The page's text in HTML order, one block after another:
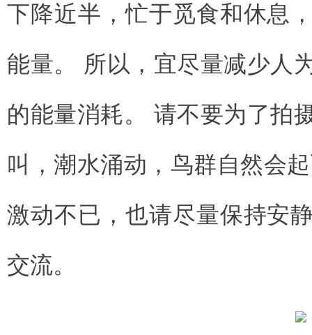
下降近半，忙于觅食和休息
能量。 所以，宜尽量减少人
的能量消耗。 请不要为了拍
叫，潮水涌动，鸟群自然会
激动不已，也请尽量保持安
交流。